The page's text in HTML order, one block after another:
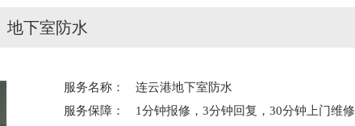
地下室防水
服务名称：
连云港地下室防水
服务保障：
1分钟报修，3分钟回复，30分钟上门维修